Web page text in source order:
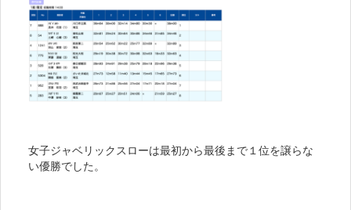
女子ジャベリックスローは最初から最後まで１位を譲らな
い優勝でした。